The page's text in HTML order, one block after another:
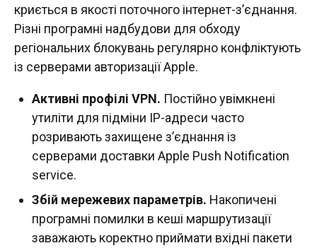
криється в якості поточного інтернет-з’єднання.
Різні програмні надбудови для обходу
регіональних блокувань регулярно конфліктують
із серверами авторизації Apple.
Активні профілі VPN. Постійно увімкнені
утиліти для підміни IP-адреси часто
розривають захищене з’єднання із
серверами доставки Apple Push Notification
service.
Збій мережевих параметрів. Накопичені
програмні помилки в кеші маршрутизації
заважають коректно приймати вхідні пакети